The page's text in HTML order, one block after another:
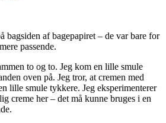
bagsiden af bagepapiret – de var bare for
passende.
to og to. Jeg kom en lille smule
oven på. Jeg tror, at cremen med
lille smule tykkere. Jeg eksperimenterer
creme her – det må kunne bruges i en